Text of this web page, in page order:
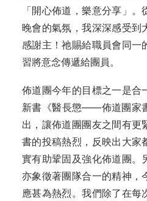
「開心佈道，樂意分享」
晚會的氣氛，我深深感受到
感謝主！祂賜給職員會同一
習將意念傳遞給團員。
佈道團今年的目標之一是合
新書《醫長懲——佈道團家
出，讓佈道團團友之間有更
書的投稿熱烈，反映出大家
實有助鞏固及強化佈道團。
亦象徵著團隊合一的精神，
應甚為熱烈。我們除了在每